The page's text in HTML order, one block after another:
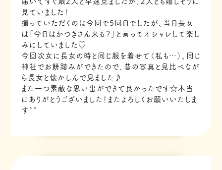
見ていました！
撮っていただくのは今回で5回目でしたが、当日長女
は「今日はかつきさん来る？」と言ってオシャレして楽し
みにしていました♡
今回次女に長女の時と同じ服を着せて（私も…）、同じ
神社でお餅踏みができたので、昔の写真と見比べなが
ら長女と懐かしんで見ました♪
また一つ素敵な思い出ができて良かったです☆本当
にありがとうございました！またよろしくお願いいたしま
す^^